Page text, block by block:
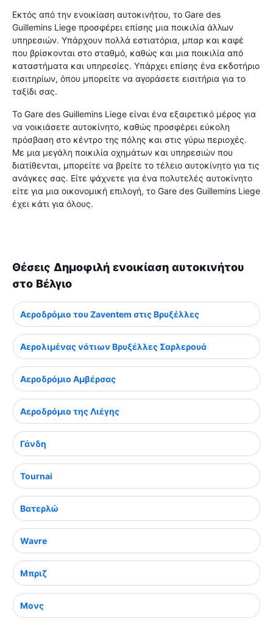
Εκτός από την ενοικίαση αυτοκινήτου, το Gare des
Guillemins Liege προσφέρει επίσης μια ποικιλία άλλων
υπηρεσιών. Υπάρχουν πολλά εστιατόρια, μπαρ και καφέ
που βρίσκονται στο σταθμό, καθώς και μια ποικιλία από
καταστήματα και υπηρεσίες. Υπάρχει επίσης ένα εκδοτήριο
εισιτηρίων, όπου μπορείτε να αγοράσετε εισιτήρια για το
ταξίδι σας.
Το Gare des Guillemins Liege είναι ένα εξαιρετικό μέρος για
να νοικιάσετε αυτοκίνητο, καθώς προσφέρει εύκολη
πρόσβαση στο κέντρο της πόλης και στις γύρω περιοχές.
Με μια μεγάλη ποικιλία οχημάτων και υπηρεσιών που
διατίθενται, μπορείτε να βρείτε το τέλειο αυτοκίνητο για τις
ανάγκες σας. Είτε ψάχνετε για ένα πολυτελές αυτοκίνητο
είτε για μια οικονομική επιλογή, το Gare des Guillemins Liege
έχει κάτι για όλους.
Θέσεις Δημοφιλή ενοικίαση αυτοκινήτου
στο Βέλγιο
Αεροδρόμιο του Zaventem στις Βρυξέλλες
Αερολιμένας νότιων Βρυξέλλες Σαρλερουά
Αεροδρόμιο Αμβέρσας
Αεροδρόμιο της Λιέγης
Γάνδη
Tournai
Βατερλώ
Wavre
Μπριζ
Μονς